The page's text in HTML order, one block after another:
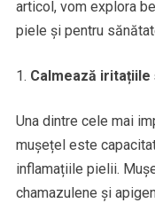
articol, vom explora
piele și pentru
Calmează
Una dintre cele mai
mușețel este
inflamațiile pielii.
chamazulene și